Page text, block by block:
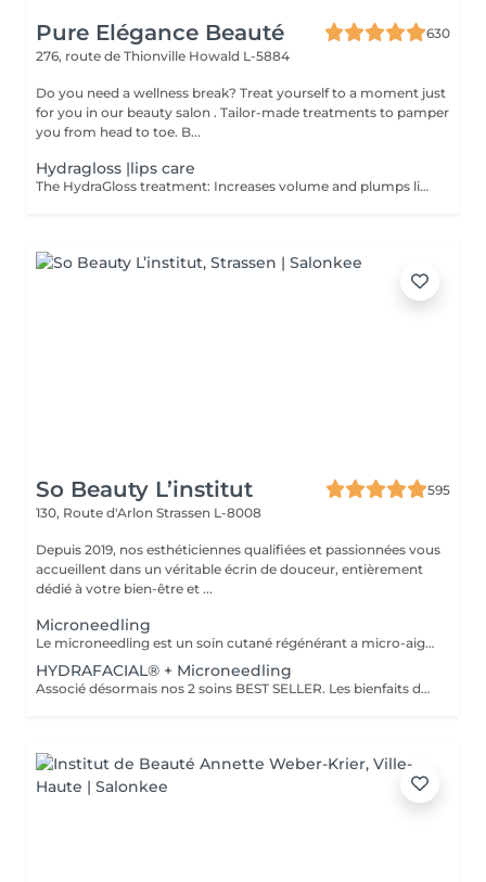
Pure Elégance Beauté
630
276, route de Thionville Howald L-5884
Do you need a wellness break? Treat yourself to a moment just
for you in our beauty salon . Tailor-made treatments to pamper
you from head to toe. B...
Hydragloss |lips care
The HydraGloss treatment: Increases volume and plumps lips Cares for and moisturizes the lips Diminishes fine lines and wrinkles Contraindication: - with active herpes - open wounds - warts - bruises
So Beauty L’institut
595
130, Route d'Arlon Strassen L-8008
Depuis 2019, nos esthéticiennes qualifiées et passionnées vous
accueillent dans un véritable écrin de douceur, entièrement
dédié à votre bien-être et ...
Microneedling
Le microneedling est un soin cutané régénérant a micro-aiguilles permettant de réduire les signes de l'âge et de raviver l'éclat de votre peau, il aide aussi a effacer les traces d'acné, les cicatrices. Un véritable soin qui resserre les pores dilatés , lisse la peau, estimes les rides et ridules grâce au sérum à l'acide hyaluronique. + LED visage et mains
HYDRAFACIAL® + Microneedling
Associé désormais nos 2 soins BEST SELLER. Les bienfaits de l'hydrafacial et du Microneedling pour un effet optimale sur votre peau. Une peau saine, propre, un effet GLOW instantanément, action anti-rides.